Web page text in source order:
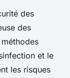
des
des
et le
les risques